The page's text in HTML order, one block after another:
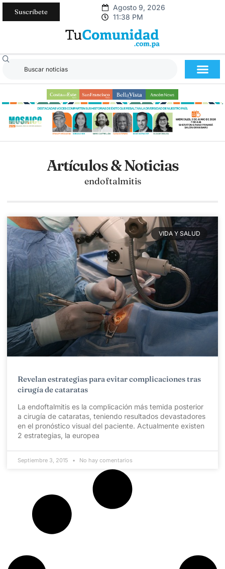
Suscríbete
Agosto 9, 2026
11:38 PM
Artículos & Noticias
endoftalmitis
VIDA Y SALUD
Revelan estrategias para evitar complicaciones tras
cirugía de cataratas
La endoftalmitis es la complicación más temida posterior
a cirugía de cataratas, teniendo resultados devastadores
en el pronóstico visual del paciente. Actualmente existen
2 estrategias, la europea
Septiembre 3, 2015 No hay comentarios